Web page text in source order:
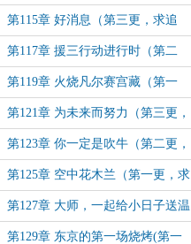
更，求追读）
第115章 好消息（第三更，求追
读）
第117章 援三行动进行时（第二
更，求追读）
第119章 火烧凡尔赛宫藏（第一
更，求追读）
第121章 为未来而努力（第三更，
求追读）
第123章 你一定是吹牛（第二更，
求追读）
第125章 空中花木兰（第一更，求
收藏）
第127章 大师，一起给小日子送温
暖吧（第一更，求追读）
第129章 东京的第一场烧烤(第一